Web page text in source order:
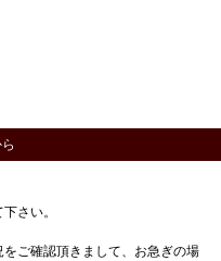
さい。
ご確認頂きまして、お急ぎの場